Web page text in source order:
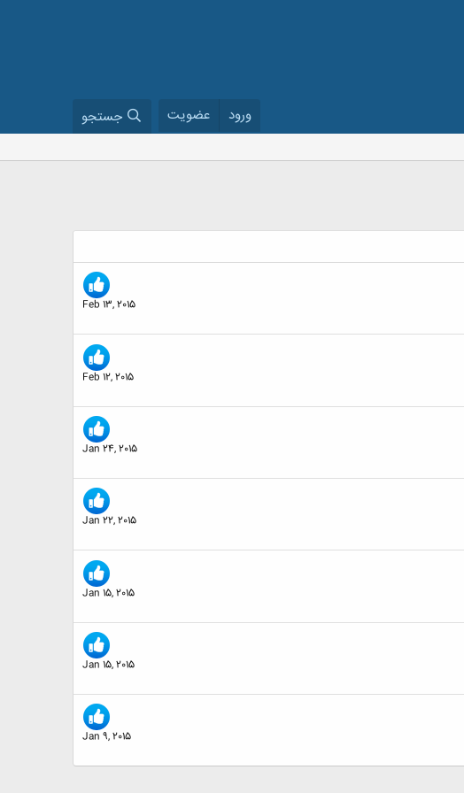
ورود عضویت جستجو
Feb 13, 2015
Feb 12, 2015
Jan 24, 2015
Jan 22, 2015
Jan 15, 2015
Jan 15, 2015
Jan 9, 2015